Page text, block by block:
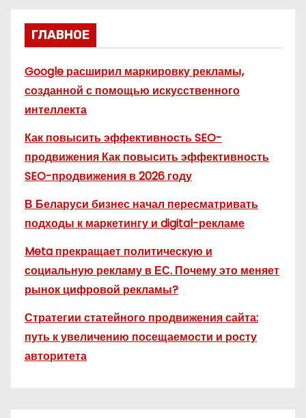
ГЛАВНОЕ
Google расширил маркировку рекламы,
созданной с помощью искусственного
интеллекта
Как повысить эффективность SEO-
продвижения Как повысить эффективность
SEO-продвижения в 2026 году
В Беларуси бизнес начал пересматривать
подходы к маркетингу и digital-рекламе
Meta прекращает политическую и
социальную рекламу в ЕС. Почему это меняет
рынок цифровой рекламы?
Стратегии статейного продвижения сайта:
путь к увеличению посещаемости и росту
авторитета